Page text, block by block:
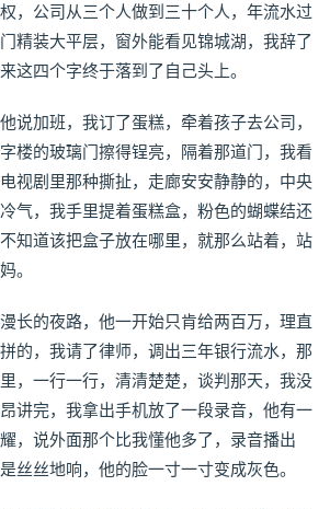
，公司从三个人做到三十个人，年流水过
精装大平层，窗外能看见锦城湖，我辞了
这四个字终于落到了自己头上。
说加班，我订了蛋糕，牵着孩子去公司，
楼的玻璃门擦得锃亮，隔着那道门，我看
视剧里那种撕扯，走廊安安静静的，中央
气，我手里提着蛋糕盒，粉色的蝴蝶结还
知道该把盒子放在哪里，就那么站着，站
。
长的夜路，他一开始只肯给两百万，理直
的，我请了律师，调出三年银行流水，那
，一行一行，清清楚楚，谈判那天，我没
讲完，我拿出手机放了一段录音，他有一
，说外面那个比我懂他多了，录音播出
丝丝地响，他的脸一寸一寸变成灰色。